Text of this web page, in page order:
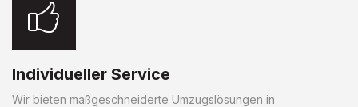
Individueller Service
Wir bieten maßgeschneiderte Umzugslösungen in